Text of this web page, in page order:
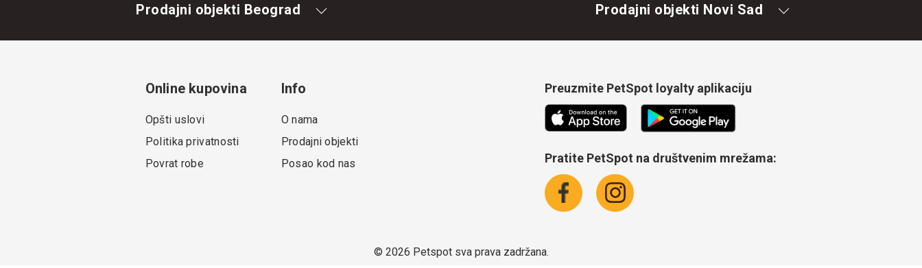
Prodajni objekti Beograd Prodajni objekti Novi Sad
Online kupovina
Opšti uslovi
Politika privatnosti
Povrat robe
Info
O nama
Prodajni objekti
Posao kod nas
Preuzmite PetSpot loyalty aplikaciju
Pratite PetSpot na društvenim mrežama:
© 2026 Petspot sva prava zadržana.